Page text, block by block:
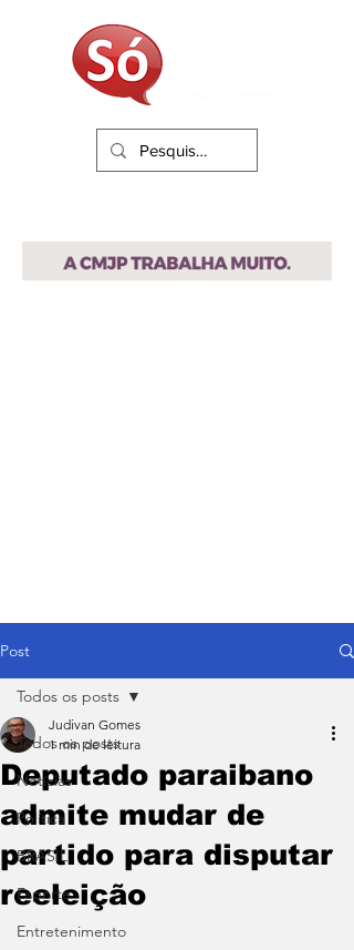
Post
Todos os posts
Notícias
Política
BRASIL
Esporte
Entretenimento
Todos os posts
Deputado paraibano
admite mudar de
partido para disputar
reeleição
Judivan Gomes
1 min de leitura